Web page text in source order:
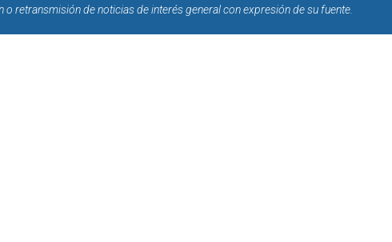
retransmisión de noticias de interés general con expresión de su fuente.